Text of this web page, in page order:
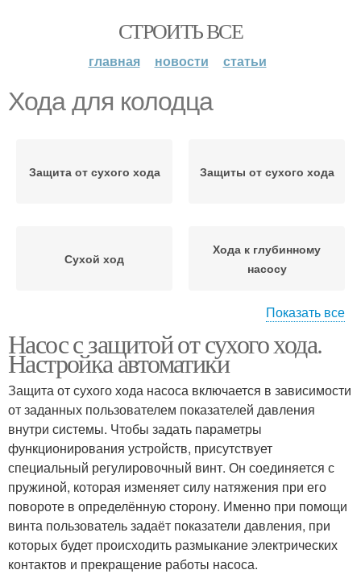
СТРОИТЬ ВСЕ
главная новости статьи
Хода для колодца
Защита от сухого хода Защиты от сухого хода
Сухой ход
Хода к глубинному
насосу
Хода для насоса Насос от сухого хода
Показать все
Насос с защитой от сухого хода.
Настройка автоматики
Защита от сухого хода насоса включается в зависимости
от заданных пользователем показателей давления
внутри системы. Чтобы задать параметры
функционирования устройств, присутствует
специальный регулировочный винт. Он соединяется с
пружиной, которая изменяет силу натяжения при его
повороте в определённую сторону. Именно при помощи
винта пользователь задаёт показатели давления, при
которых будет происходить размыкание электрических
контактов и прекращение работы насоса.